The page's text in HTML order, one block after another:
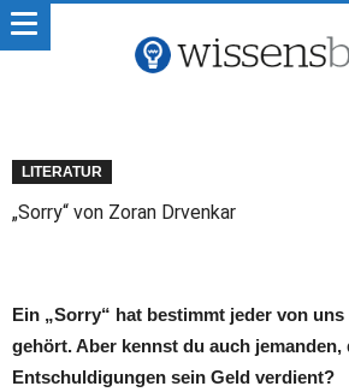
LITERATUR
„Sorry“ von Zoran Drvenkar
Ein „Sorry“ hat bestimmt jeder von
gehört. Aber kennst du auch jemanden,
Entschuldigungen sein Geld verdient?